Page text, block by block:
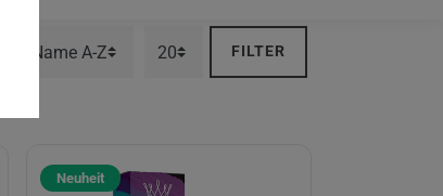
FILTER
Neuheit